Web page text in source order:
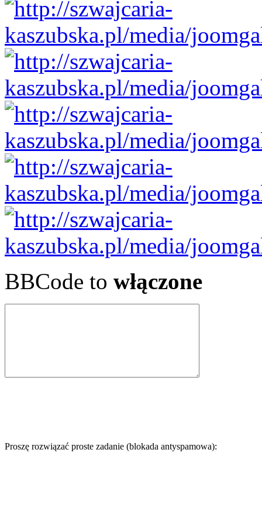
BBCode to włączone
Proszę rozwiązać proste zadanie (blokada antyspamowa):